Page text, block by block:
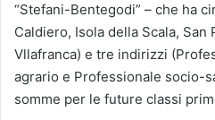
“Stefani-Bentegodi” – che ha
Caldiero, Isola della Scala, San
Vllafranca) e tre indirizzi
agrario e Professionale socio-
somme per le future classi